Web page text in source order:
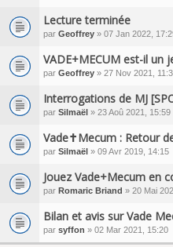
Lecture terminée
par Geoffrey » 07 Jan 2022,
VADE+MECUM est-il un
par Geoffrey » 27 Nov 2021,
Interrogations de MJ
par Silmaël » 23 Aoû 2021, 15:59
Vade✝Mecum : Retour
par Silmaël » 09 Avr 2019, 14:15
Jouez Vade+Mecum en
par Romaric Briand » 20 Mai
Bilan et avis sur Vade
par syffon » 02 Mar 2021, 15:20